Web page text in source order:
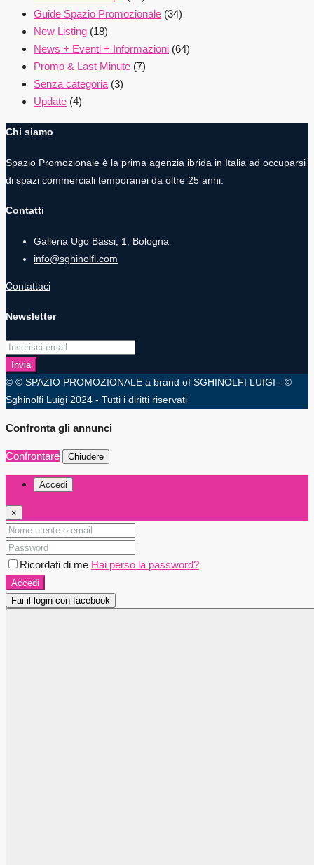
Guide Spazio Promozionale (34)
New Listing (18)
News + Eventi + Informazioni (64)
Promo & Last Minute (7)
Senza categoria(3)
Update (4)
Chi siamo
Spazio Promozionale è la prima agenzia ibrida in Italia ad occuparsi
di spazi commerciali temporanei da oltre 25 anni.
Contatti
Galleria Ugo Bassi, 1, Bologna
info@sghinolfi.com
Contattaci
Newsletter
Invia
© © SPAZIO PROMOZIONALE a brand of SGHINOLFI LUIGI - ©
Sghinolfi Luigi 2024 - Tutti i diritti riservati
Confronta gli annunci
Confrontare Chiudere
Accedi
×
Ricordati di me Hai perso la password?
Accedi
Fai il login con facebook